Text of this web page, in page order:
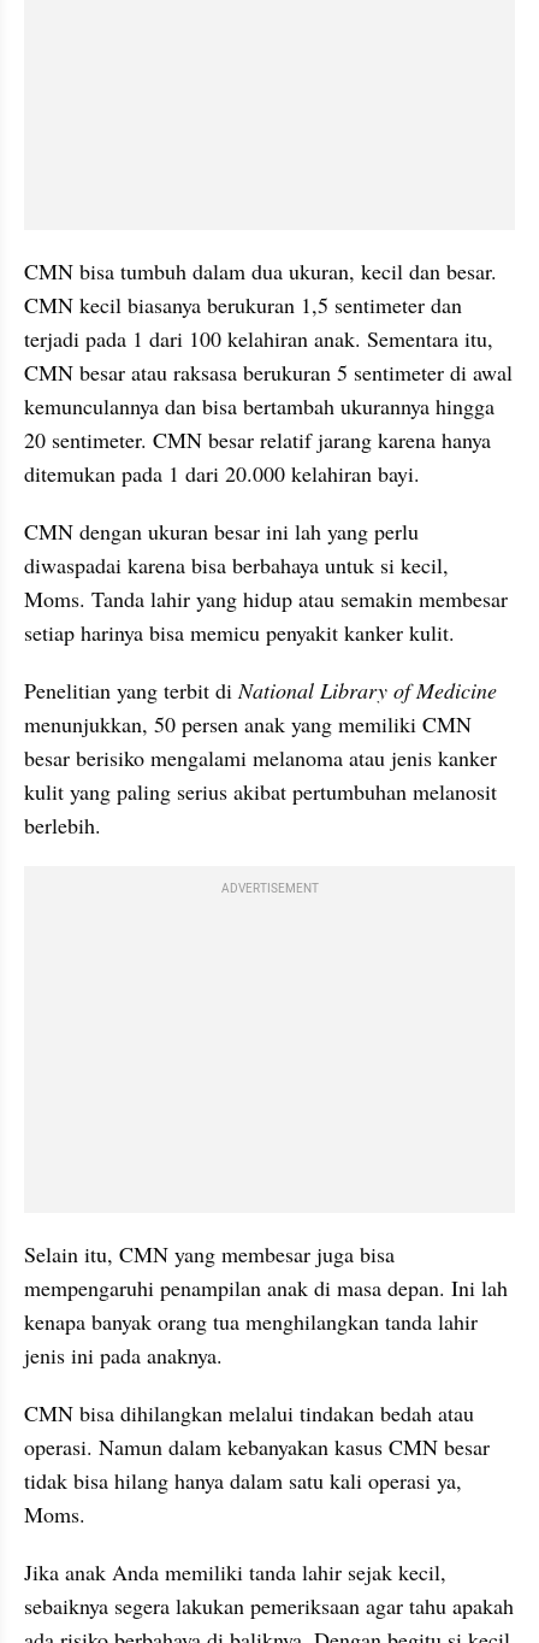
CMN bisa tumbuh dalam dua ukuran, kecil dan besar.
CMN kecil biasanya berukuran 1,5 sentimeter dan
terjadi pada 1 dari 100 kelahiran anak. Sementara itu,
CMN besar atau raksasa berukuran 5 sentimeter di awal
kemunculannya dan bisa bertambah ukurannya hingga
20 sentimeter. CMN besar relatif jarang karena hanya
ditemukan pada 1 dari 20.000 kelahiran bayi.
CMN dengan ukuran besar ini lah yang perlu
diwaspadai karena bisa berbahaya untuk si kecil,
Moms. Tanda lahir yang hidup atau semakin membesar
setiap harinya bisa memicu penyakit kanker kulit.
Penelitian yang terbit di National Library of Medicine
menunjukkan, 50 persen anak yang memiliki CMN
besar berisiko mengalami melanoma atau jenis kanker
kulit yang paling serius akibat pertumbuhan melanosit
berlebih.
ADVERTISEMENT
Selain itu, CMN yang membesar juga bisa
mempengaruhi penampilan anak di masa depan. Ini lah
kenapa banyak orang tua menghilangkan tanda lahir
jenis ini pada anaknya.
CMN bisa dihilangkan melalui tindakan bedah atau
operasi. Namun dalam kebanyakan kasus CMN besar
tidak bisa hilang hanya dalam satu kali operasi ya,
Moms.
Jika anak Anda memiliki tanda lahir sejak kecil,
sebaiknya segera lakukan pemeriksaan agar tahu apakah